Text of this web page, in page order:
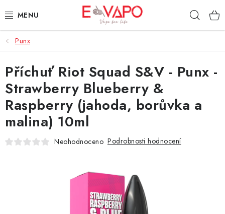
na
3D TISK
TIPY ZA DOBROU CENU
AROMATA A PŘÍCHUTĚ
BÁZE
E-LIQUIDY
Punx
Příchuť Riot Squad S&V - Punx -
Strawberry Blueberry &
Raspberry (jahoda, borůvka a
malina) 10ml
Neohodnoceno Podrobnosti hodnocení